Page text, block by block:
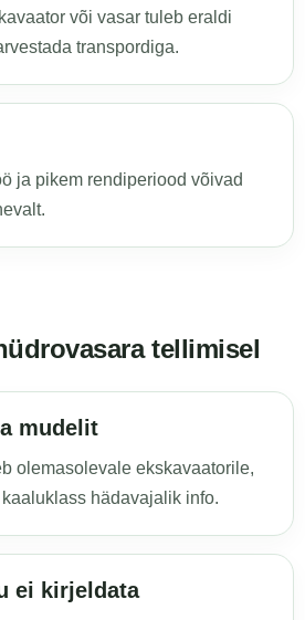
või vasar tuleb eraldi
transpordiga.
ja pikem rendiperiood võivad
tellimisel
mudelit
olemasolevale ekskavaatorile,
hädavajalik info.
ei kirjeldata